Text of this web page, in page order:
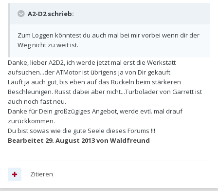
A2-D2 schrieb:
Zum Loggen könntest du auch mal bei mir vorbei wenn dir der
Weg nicht zu weit ist.
Danke, lieber A2D2, ich werde jetzt mal erst die Werkstatt
aufsuchen...der ATMotor ist übrigens ja von Dir gekauft.
Läuft ja auch gut, bis eben auf das Ruckeln beim stärkeren
Beschleunigen. Russt dabei aber nicht...Turbolader von Garrett ist
auch noch fast neu.
Danke für Dein großzügiges Angebot, werde evtl. mal drauf
zurückkommen.
Du bist sowas wie die gute Seele dieses Forums !!!
Bearbeitet 29. August 2013von Waldfreund
Zitieren